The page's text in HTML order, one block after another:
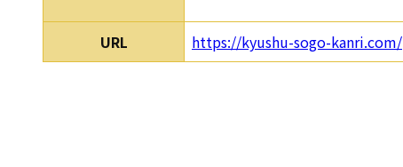
URL https://kyushu-sogo-kanri.com/